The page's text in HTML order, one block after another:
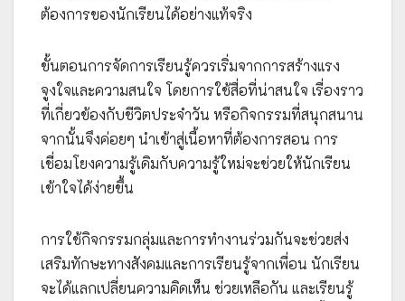
ต้องการของนักเรียนได้อย่างแท้จริง
ขั้นตอนการจัดการเรียนรู้ควรเริ่มจากการสร้างแรง
จูงใจและความสนใจ โดยการใช้สื่อที่น่าสนใจ เรื่องราว
ที่เกี่ยวข้องกับชีวิตประจำวัน หรือกิจกรรมที่สนุกสนาน
จากนั้นจึงค่อยๆ นำเข้าสู่เนื้อหาที่ต้องการสอน การ
เชื่อมโยงความรู้เดิมกับความรู้ใหม่จะช่วยให้นักเรียน
เข้าใจได้ง่ายขึ้น
การใช้กิจกรรมกลุ่มและการทำงานร่วมกันจะช่วยส่ง
เสริมทักษะทางสังคมและการเรียนรู้จากเพื่อน นักเรียน
จะได้แลกเปลี่ยนความคิดเห็น ช่วยเหลือกัน และเรียนรู้